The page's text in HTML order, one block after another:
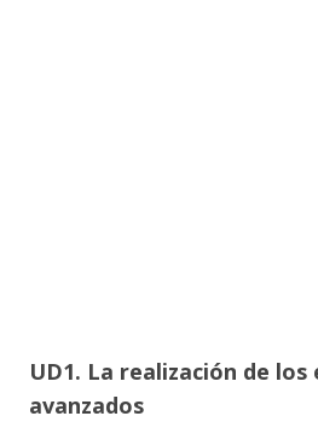
UD1. La realización de los
avanzados